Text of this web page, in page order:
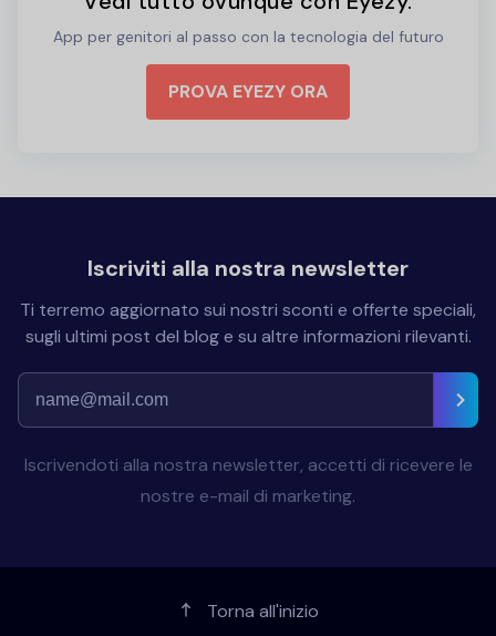
App per genitori al passo con la tecnologia del futuro
PROVA EYEZY ORA
Iscriviti alla nostra newsletter
Ti terremo aggiornato sui nostri sconti e offerte speciali,
sugli ultimi post del blog e su altre informazioni rilevanti.
Iscrivendoti alla nostra newsletter, accetti di ricevere le
nostre e-mail di marketing.
Torna all'inizio